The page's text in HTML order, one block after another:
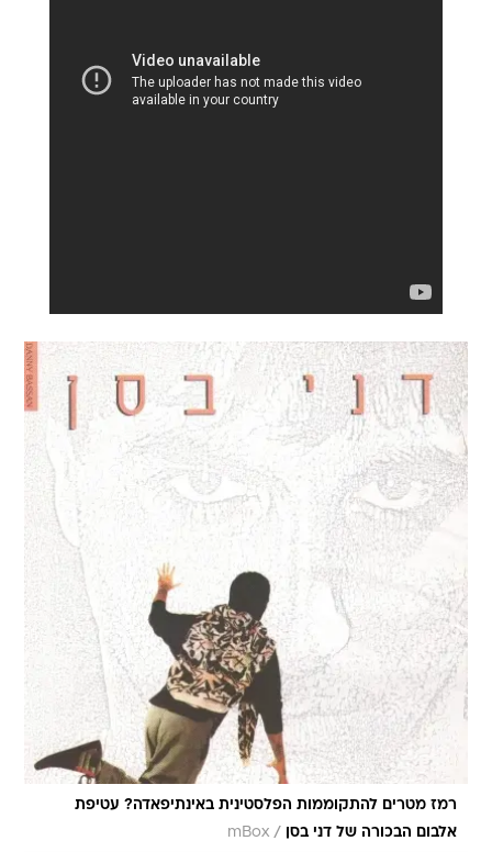
רמז מטרים להתקוממות הפלסטינית באינתיפאדה? עטיפת
אלבום הבכורה של דני בסן
/
mBox